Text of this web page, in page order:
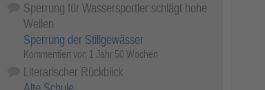
Sperrung für Wassersportler schlägt hohe
Wellen
Sperrung der Stillgewässer
Kommentiert vor: 1 Jahr 50 Wochen
Literarischer Rückblick